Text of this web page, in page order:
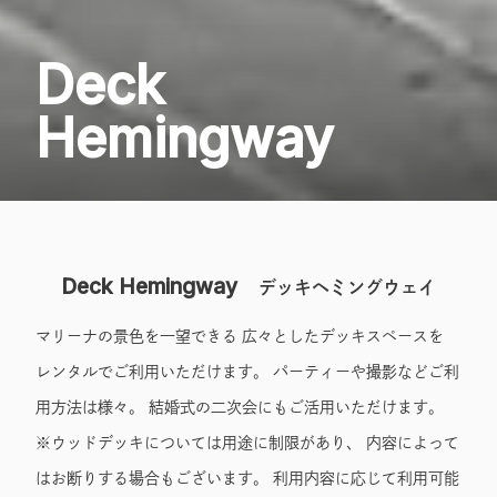
Deck
Hemingway
Deck Hemingway デッキヘミングウェイ
マリーナの景色を一望できる 広々としたデッキスペースを
レンタルでご利用いただけます。 パーティーや撮影などご利
用方法は様々。 結婚式の二次会にもご活用いただけます。
※ウッドデッキについては用途に制限があり、 内容によって
はお断りする場合もございます。 利用内容に応じて利用可能